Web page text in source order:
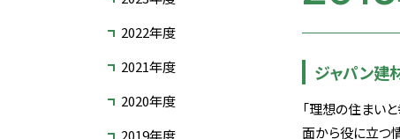
2022年度
2021年度
2020年度
2019年度
ジャパン
「理想の住まい
面から役に立つ